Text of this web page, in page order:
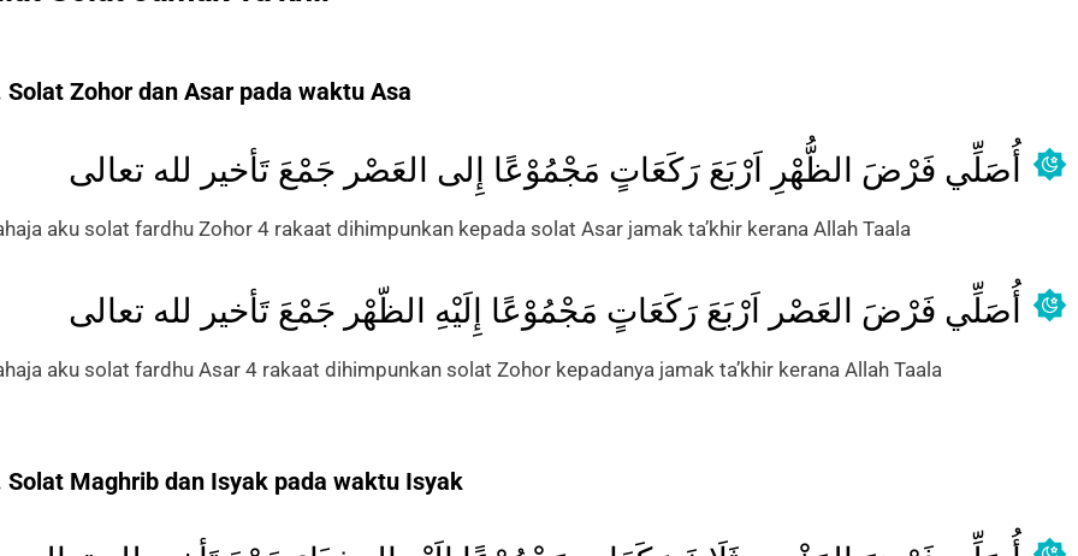
Solat Zohor dan Asar pada waktu Asa
أُصَلِّي فَرْضَ الظُّهْرِ اَرْبَعَ رَكَعَاتٍ مَجْمُوْعًا إِلى العَصْر جَمْعَ تَأخير لله تعالى
aku solat fardhu Zohor 4 rakaat dihimpunkan kepada solat Asar jamak ta’khir kerana Allah Taala
أُصَلِّي فَرْضَ العَصْر اَرْبَعَ رَكَعَاتٍ مَجْمُوْعًا إِلَيْهِ الظّهْر جَمْعَ تَأخير لله تعالى
aku solat fardhu Asar 4 rakaat dihimpunkan solat Zohor kepadanya jamak ta’khir kerana Allah Taala
Solat Maghrib dan Isyak pada waktu Isyak